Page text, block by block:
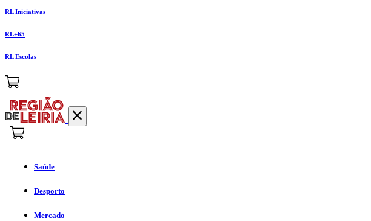
RL Iniciativas
RL+65
RL Escolas
Saúde
Desporto
Mercado